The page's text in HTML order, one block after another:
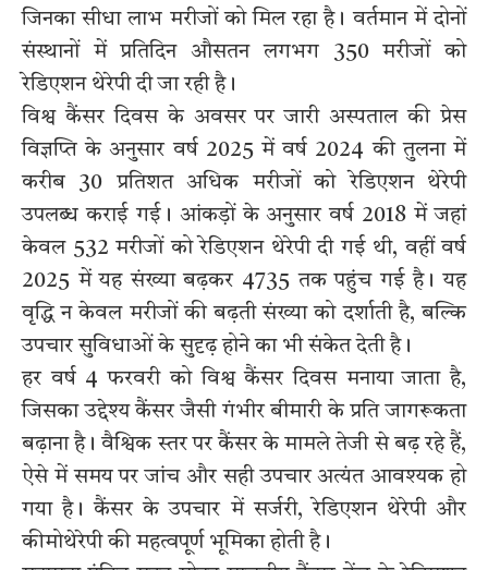
जिनका सीधा लाभ मरीजों को मिल रहा है। वर्तमान में दोनों
संस्थानों में प्रतिदिन औसतन लगभग 350 मरीजों को
रेडिएशन थेरेपी दी जा रही है।
विश्व कैंसर दिवस के अवसर पर जारी अस्पताल की प्रेस
विज्ञप्ति के अनुसार वर्ष 2025 में वर्ष 2024 की तुलना में
करीब 30 प्रतिशत अधिक मरीजों को रेडिएशन थेरेपी
उपलब्ध कराई गई। आंकड़ों के अनुसार वर्ष 2018 में जहां
केवल 532 मरीजों को रेडिएशन थेरेपी दी गई थी, वहीं वर्ष
2025 में यह संख्या बढ़कर 4735 तक पहुंच गई है। यह
वृद्धि न केवल मरीजों की बढ़ती संख्या को दर्शाती है, बल्कि
उपचार सुविधाओं के सुदृढ़ होने का भी संकेत देती है।
हर वर्ष 4 फरवरी को विश्व कैंसर दिवस मनाया जाता है,
जिसका उद्देश्य कैंसर जैसी गंभीर बीमारी के प्रति जागरूकता
बढ़ाना है। वैश्विक स्तर पर कैंसर के मामले तेजी से बढ़ रहे हैं,
ऐसे में समय पर जांच और सही उपचार अत्यंत आवश्यक हो
गया है। कैंसर के उपचार में सर्जरी, रेडिएशन थेरेपी और
कीमोथेरेपी की महत्वपूर्ण भूमिका होती है।